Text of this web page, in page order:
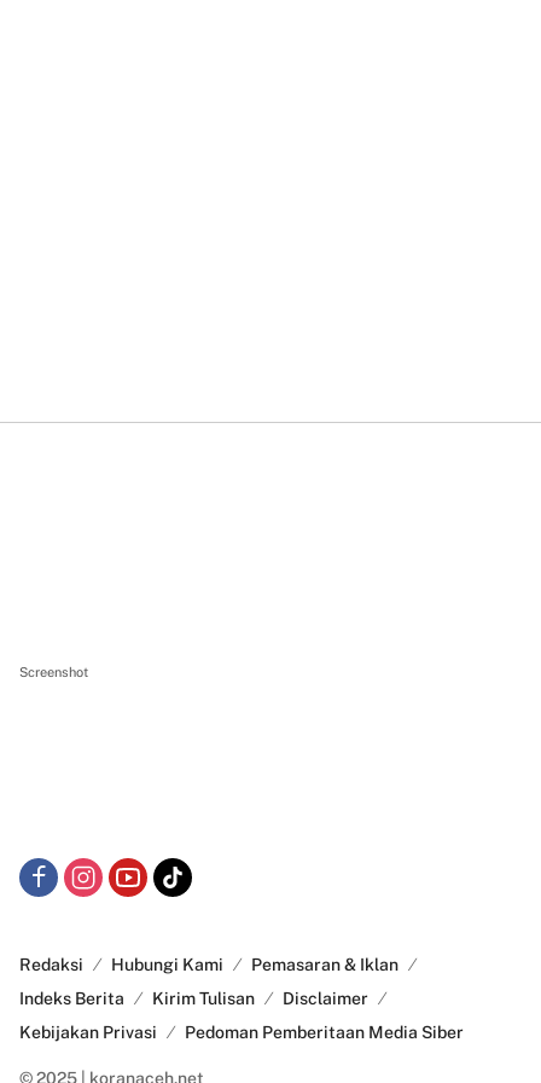
Screenshot
Redaksi Hubungi Kami
Pemasaran & Iklan
Indeks Berita
Kirim Tulisan
Disclaimer
Kebijakan Privasi
Pedoman Pemberitaan Media Siber
© 2025 | koranaceh.net